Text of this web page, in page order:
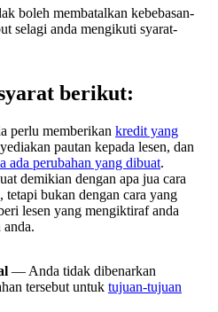
boleh membatalkan kebebasan-
selagi anda mengikuti syarat-
berikut:
perlu memberikan kredit yang
pautan kepada lesen, dan
ada perubahan yang dibuat.
demikian dengan apa jua cara
tetapi bukan dengan cara yang
lesen yang mengiktiraf anda
anda.
— Anda tidak dibenarkan
tersebut untuk tujuan-tujuan